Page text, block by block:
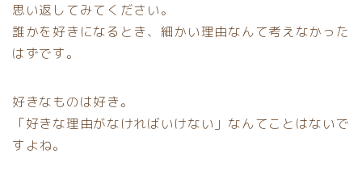
思い返してみてください。
誰かを好きになるとき、細かい理由なんて考えなかった
はずです。
好きなものは好き。
「好きな理由がなければいけない」なんてことはないで
すよね。